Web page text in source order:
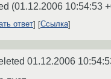
(01.12.2006 10:54:53
ответ Ссылка
01.12.2006